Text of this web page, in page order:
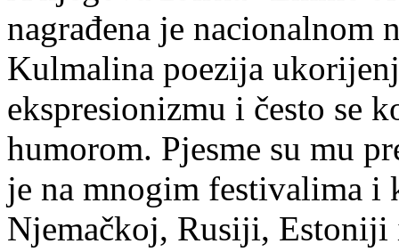
nagrađena je nacionalnom
Kulmalina poezija
ekspresionizmu i često se
humorom. Pjesme su mu
je na mnogim festivalima i
Njemačkoj, Rusiji, Estoniji